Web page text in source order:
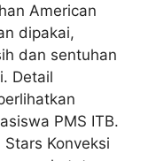
American
dipakai,
dan sentuhan
Detail
PMS ITB.
Konveksi